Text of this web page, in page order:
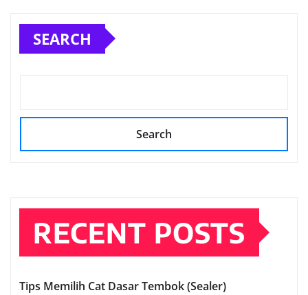
SEARCH
Search
RECENT POSTS
Tips Memilih Cat Dasar Tembok (Sealer)